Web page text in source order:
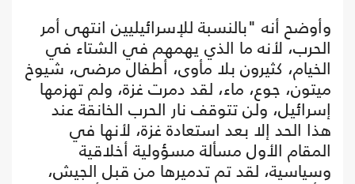
وأوضح أنه "بالنسبة للإسرائيليين انتهى أمر
الحرب، لأنه ما الذي يهمهم في الشتاء في
الخيام، كثيرون بلا مأوى، أطفال مرضى، شيوخ
ميتون، جوع، ماء، لقد دمرت غزة، ولم تهزمها
إسرائيل، ولن تتوقف نار الحرب الخانقة عند
هذا الحد إلا بعد استعادة غزة، لأنها في
المقام الأول مسألة مسؤولية أخلاقية
وسياسية، لقد تم تدميرها من قبل الجيش،